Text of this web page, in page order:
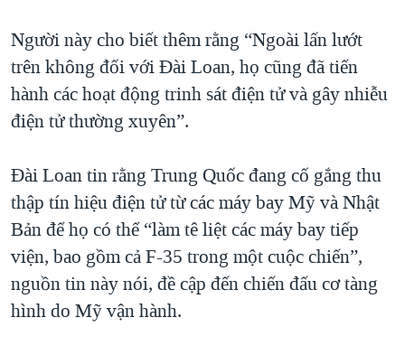
Người này cho biết thêm rằng “Ngoài lấn lướt
trên không đối với Đài Loan, họ cũng đã tiến
hành các hoạt động trinh sát điện tử và gây nhiễu
điện tử thường xuyên”.
Đài Loan tin rằng Trung Quốc đang cố gắng thu
thập tín hiệu điện tử từ các máy bay Mỹ và Nhật
Bản để họ có thể “làm tê liệt các máy bay tiếp
viện, bao gồm cả F-35 trong một cuộc chiến”,
nguồn tin này nói, đề cập đến chiến đấu cơ tàng
hình do Mỹ vận hành.